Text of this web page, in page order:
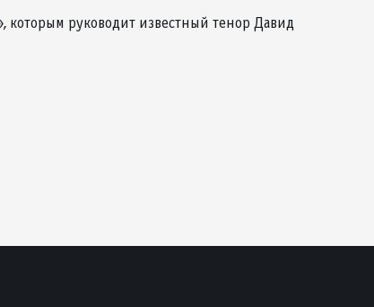
которым руководит известный тенор Давид